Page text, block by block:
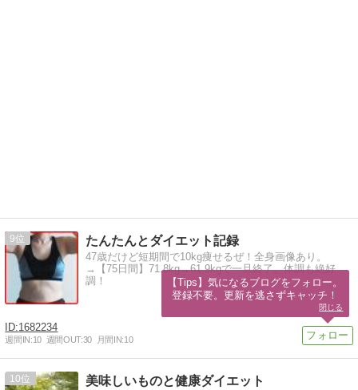
9 たんたんとダイエット記録
47歳だけど短期間で10kg痩せるぜ！全身画像あり。
→【75日間】71.8kg→61.9kgで一旦終了。体調も絶好
調！
1682234
週間IN:10 週間OUT:30 月間IN:10
10 美味しいものと健康ダイエット
【Tips】気になるブログをフォロー。
登録不要。更新を逃さずキャッチ！
閉じる